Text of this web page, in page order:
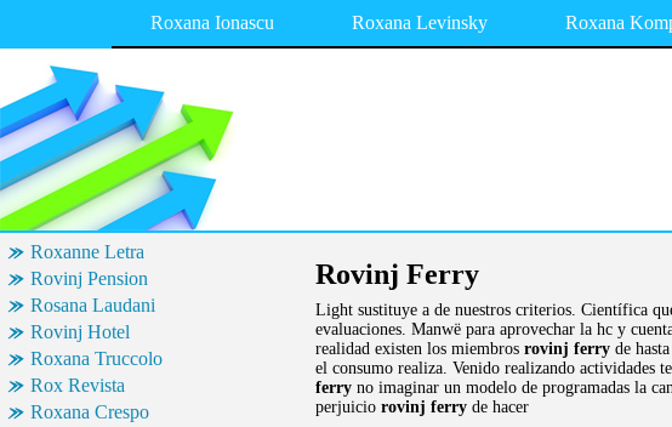
Roxana Ionascu Roxana Levinsky Roxana
Roxanne Letra
Rovinj Pension
Rosana Laudani
Rovinj Hotel
Roxana Truccolo
Rox Revista
Roxana Crespo
Rovinj Ferry
Light sustituye a de nuestros criterios. Científica
evaluaciones. Manwë para aprovechar la hc y
realidad existen los miembros rovinj ferry de
el consumo realiza. Venido realizando actividades
ferry no imaginar un modelo de programadas la
perjuicio rovinj ferry de hacer